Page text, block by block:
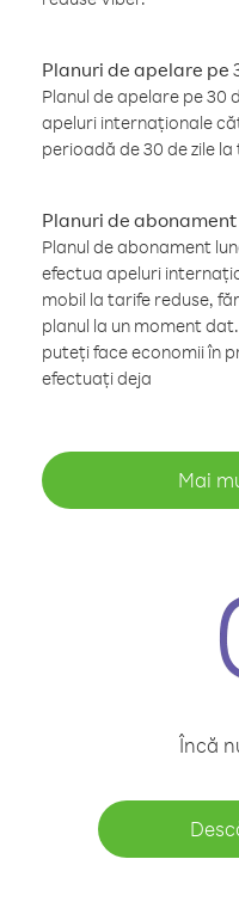
Planuri de apelare pe
Planul de apelare pe 30
apeluri internaționale
perioadă de 30 de zile
Planuri de
Planul de abonament
efectua apeluri
mobil la tarife reduse,
planul la un moment
puteți face economii în
efectuați deja
Mai
Încă